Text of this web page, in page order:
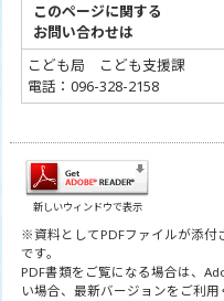
このページに関する
お問い合わせは
こども局 こども支援課
電話：096-328-2158
新しいウィンドウで表示
※資料としてPDFファイルが添付
です。
PDF書類をご覧になる場合は、
い場合、最新バージョンをご利用